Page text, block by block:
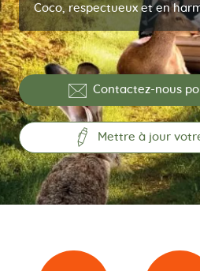
Coco, respectueux et en
Contactez-nous
Mettre à jour